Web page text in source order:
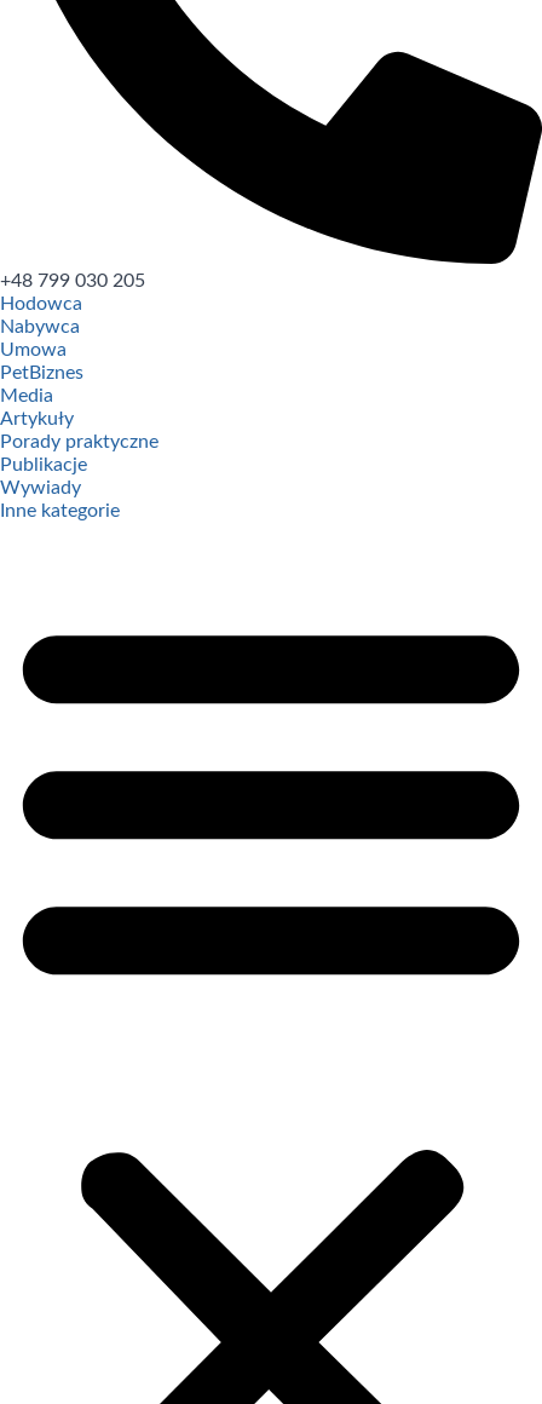
+48 799 030 205
Hodowca
Nabywca
Umowa
PetBiznes
Media
Artykuły
Porady praktyczne
Publikacje
Wywiady
Inne kategorie